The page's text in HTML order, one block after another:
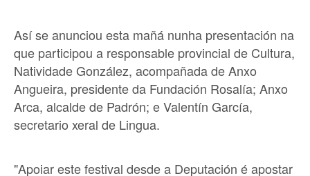
Así se anunciou esta mañá nunha presentación na
que participou a responsable provincial de Cultura,
Natividade González, acompañada de Anxo
Angueira, presidente da Fundación Rosalía; Anxo
Arca, alcalde de Padrón; e Valentín García,
secretario xeral de Lingua.
"Apoiar este festival desde a Deputación é apostar